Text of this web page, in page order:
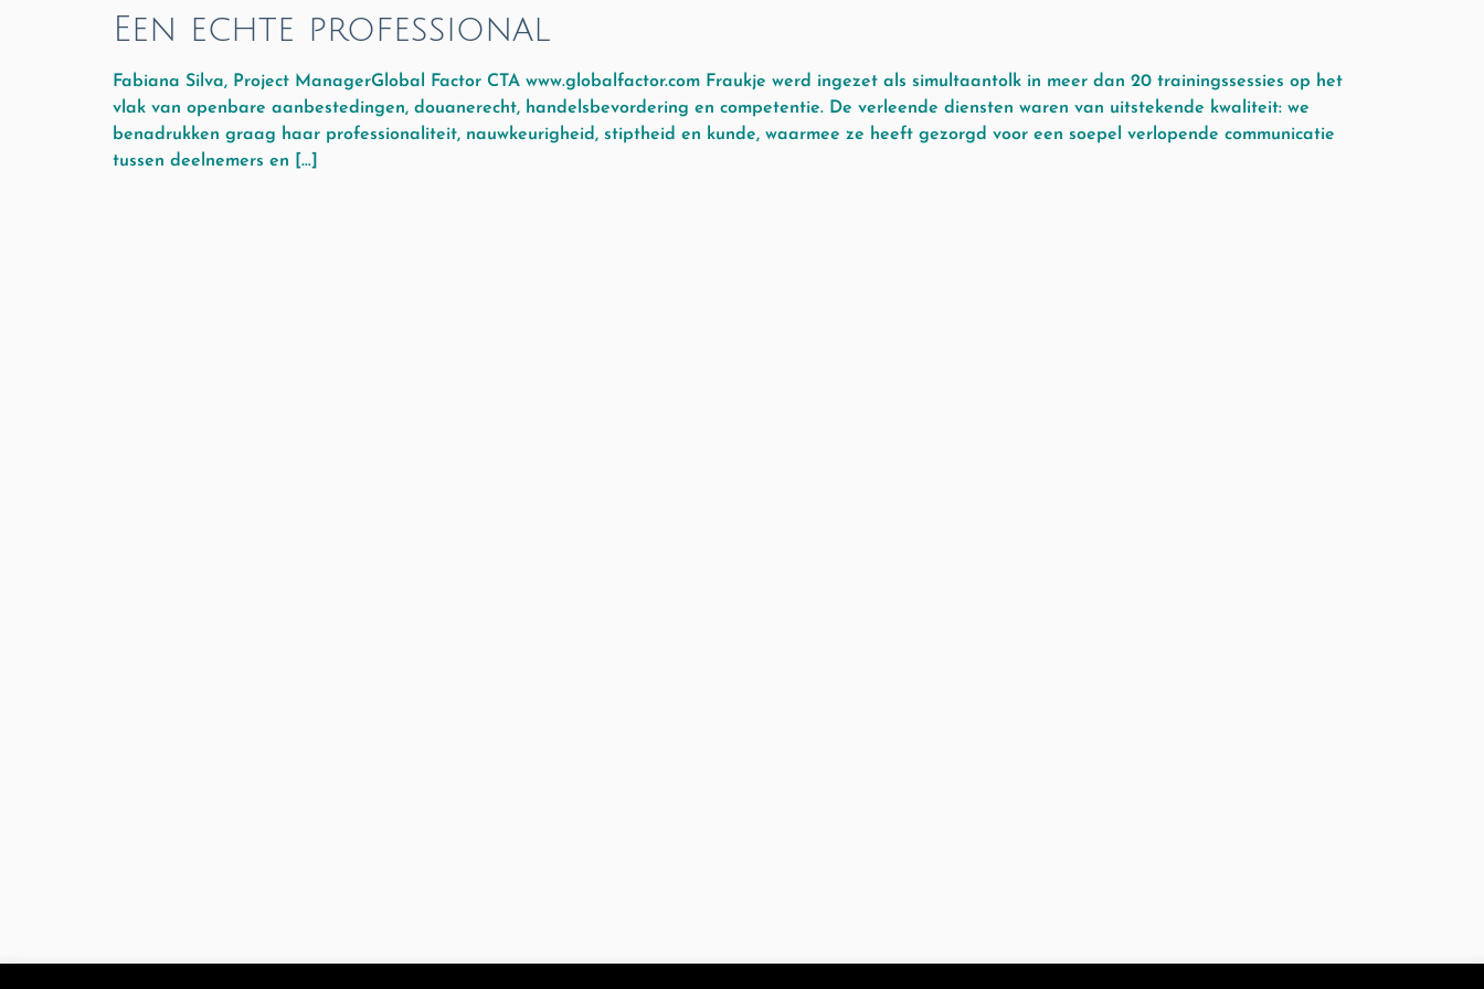
Een echte professional
Fabiana Silva, Project ManagerGlobal Factor CTA www.globalfactor.com Fraukje werd ingezet als simultaantolk in meer dan 20 trainingssessies op het
vlak van openbare aanbestedingen, douanerecht, handelsbevordering en competentie. De verleende diensten waren van uitstekende kwaliteit: we
benadrukken graag haar professionaliteit, nauwkeurigheid, stiptheid en kunde, waarmee ze heeft gezorgd voor een soepel verlopende communicatie
tussen deelnemers en […]